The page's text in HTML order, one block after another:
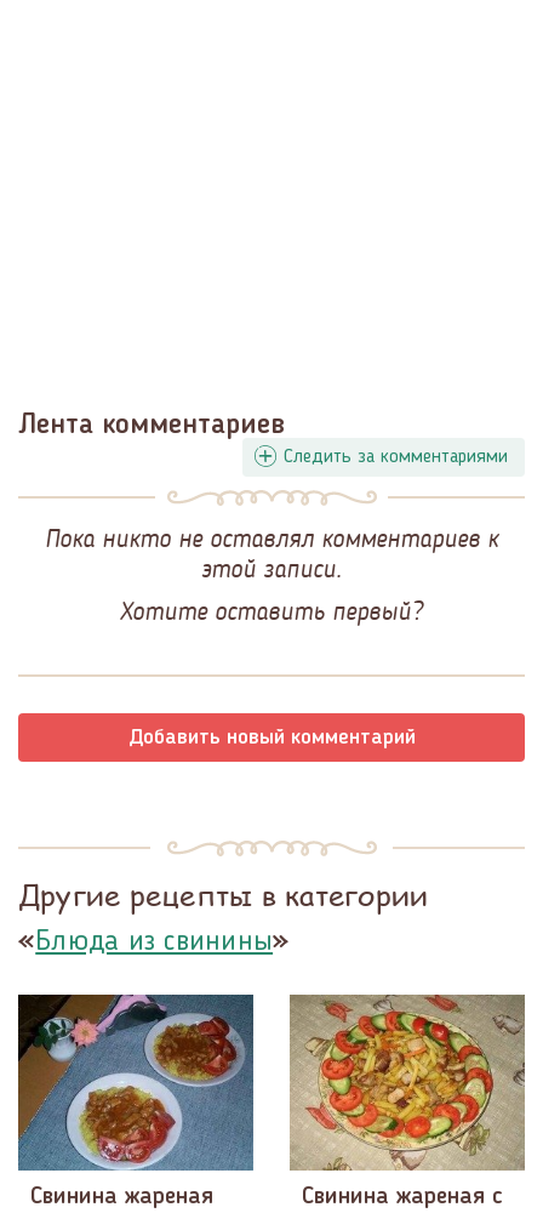
Лента комментариев
Следить за комментариями
Пока никто не оставлял комментариев к
этой записи.
Хотите оставить первый?
Добавить новый комментарий
Другие рецепты в категории
«Блюда из свинины»
Свинина жареная
Свинина жареная с